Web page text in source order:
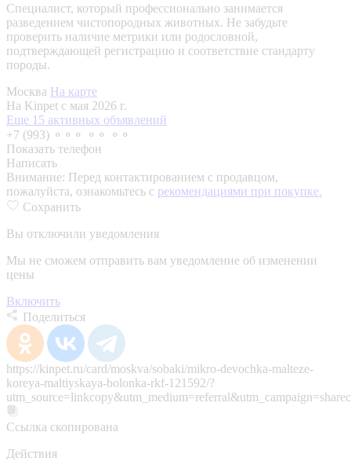
Специалист, который профессионально занимается
разведением чистопородных животных. Не забудьте
проверить наличие метрики или родословной,
подтверждающей регистрацию и соответствие стандарту
породы.
Москва На карте
На Kinpet c мая 2026 г.
Еще 15 активных объявлений
+7 (993) ⚬⚬⚬ ⚬⚬ ⚬⚬
Показать телефон
Написать
Внимание: Перед контактированием с продавцом,
пожалуйста, ознакомьтесь с рекомендациями при покупке.
Сохранить
Вы отключили уведомления
Мы не сможем отправить вам уведомление об изменении
цены
Включить
Поделиться
https://kinpet.ru/card/moskva/sobaki/mikro-devochka-malteze-
koreya-maltiyskaya-bolonka-rkf-121592/?
Ссылка скопирована
Действия